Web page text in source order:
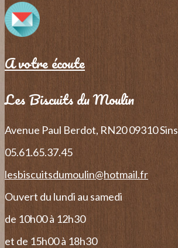
A votre écoute
Les Biscuits du Moulin
Avenue Paul Berdot, RN2009310
05.61.65.37.45
lesbiscuitsdumoulin@hotmail.fr
Ouvert du lundi au samedi
de 10h00 à 12h30
et de 15h00 à 18h30